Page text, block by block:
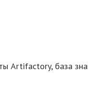
Artifactory, база